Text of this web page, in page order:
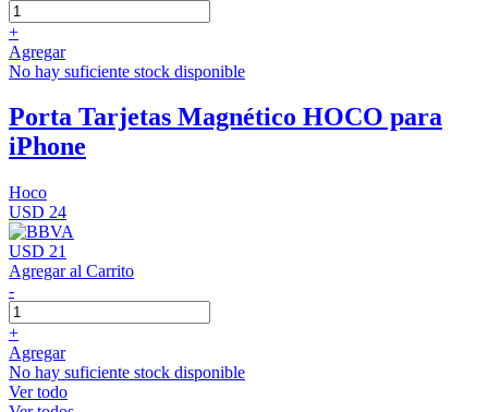
+
Agregar
No hay suficiente stock disponible
Porta Tarjetas Magnético HOCO para
iPhone
Hoco
USD 24
USD 21
Agregar al Carrito
-
+
Agregar
No hay suficiente stock disponible
Ver todo